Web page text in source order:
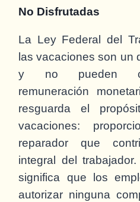
No Disfrutadas
La Ley Federal del
las vacaciones son un
y no pueden
remuneración
resguarda el
vacaciones:
reparador que
integral del
significa que los
autorizar ninguna